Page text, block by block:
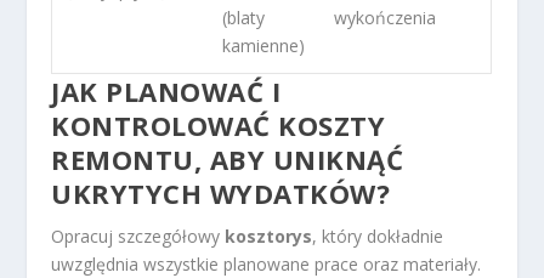
(blaty
kamienne)
wykończenia
JAK PLANOWAĆ I
KONTROLOWAĆ KOSZTY
REMONTU, ABY UNIKNĄĆ
UKRYTYCH WYDATKÓW?
Opracuj szczegółowy kosztorys, który dokładnie
uwzględnia wszystkie planowane prace oraz materiały.